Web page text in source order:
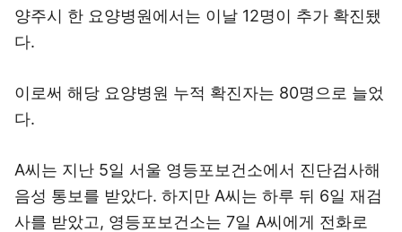
양주시 한 요양병원에서는 이날 12명이 추가 확진됐
다.
이로써 해당 요양병원 누적 확진자는 80명으로 늘었
다.
A씨는 지난 5일 서울 영등포보건소에서 진단검사해
음성 통보를 받았다. 하지만 A씨는 하루 뒤 6일 재검
사를 받았고, 영등포보건소는 7일 A씨에게 전화로